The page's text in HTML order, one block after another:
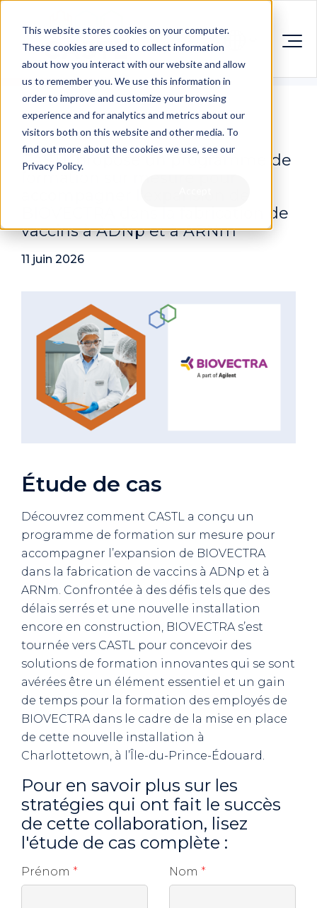
This website stores cookies on your computer.
These cookies are used to collect information
about how you interact with our website and allow
us to remember you. We use this information in
order to improve and customize your browsing
experience and for analytics and metrics about our
visitors both on this website and other media. To
find out more about the cookies we use, see our
Privacy Policy.
CASTL propose un programme de
BIOVECTRA dans la fabrication de
vaccins à ADNp et à ARNm
11 juin 2026
Étude de cas
Découvrez comment CASTL a conçu un
programme de formation sur mesure pour
accompagner l’expansion de BIOVECTRA
dans la fabrication de vaccins à ADNp et à
ARNm. Confrontée à des défis tels que des
délais serrés et une nouvelle installation
encore en construction, BIOVECTRA s’est
tournée vers CASTL pour concevoir des
solutions de formation innovantes qui se sont
avérées être un élément essentiel et un gain
de temps pour la formation des employés de
BIOVECTRA dans le cadre de la mise en place
de cette nouvelle installation à
Charlottetown, à l’Île-du-Prince-Édouard.
Pour en savoir plus sur les
stratégies qui ont fait le succès
de cette collaboration, lisez
l'étude de cas complète :
Prénom * Nom *